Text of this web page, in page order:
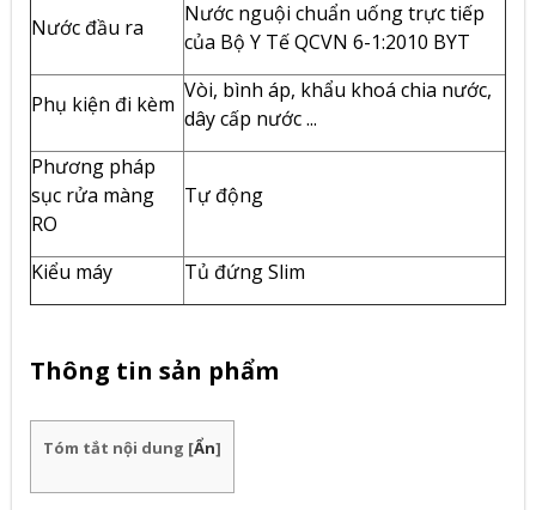
Nước đầu ra
Nước nguội chuẩn uống trực tiếp
của Bộ Y Tế QCVN 6-1:2010 BYT
Phụ kiện đi kèm
Vòi, bình áp, khẩu khoá chia nước,
dây cấp nước ...
Phương pháp
sục rửa màng
RO
Tự động
Kiểu máy Tủ đứng Slim
Thông tin sản phẩm
Tóm tắt nội dung [Ẩn]